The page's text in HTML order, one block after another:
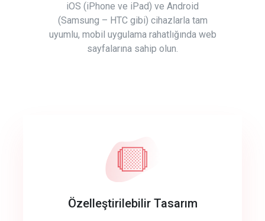
iOS (iPhone ve iPad) ve Android
(Samsung – HTC gibi) cihazlarla tam
uyumlu, mobil uygulama rahatlığında web
sayfalarına sahip olun.
Özelleştirilebilir Tasarım